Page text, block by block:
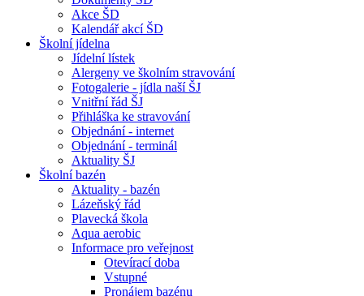
Akce ŠD
Kalendář akcí ŠD
Školní jídelna
Jídelní lístek
Alergeny ve školním stravování
Fotogalerie - jídla naší ŠJ
Vnitřní řád ŠJ
Přihláška ke stravování
Objednání - internet
Objednání - terminál
Aktuality ŠJ
Školní bazén
Aktuality - bazén
Lázeňský řád
Plavecká škola
Aqua aerobic
Informace pro veřejnost
Otevírací doba
Vstupné
Pronájem bazénu